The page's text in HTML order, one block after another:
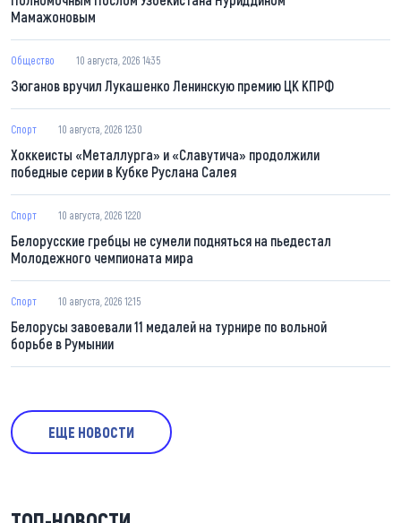
Мамажоновым
Общество 10 августа, 2026 14:35
Зюганов вручил Лукашенко Ленинскую премию ЦК КПРФ
Спорт 10 августа, 2026 12:30
Хоккеисты «Металлурга» и «Славутича» продолжили
победные серии в Кубке Руслана Салея
Спорт 10 августа, 2026 12:20
Белорусские гребцы не сумели подняться на пьедестал
Молодежного чемпионата мира
Спорт 10 августа, 2026 12:15
Белорусы завоевали 11 медалей на турнире по вольной
борьбе в Румынии
ЕЩЕ НОВОСТИ